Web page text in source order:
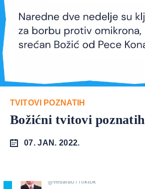
TVITOVI POZNATIH
Božićni tvitovi poznatih
07. JAN. 2022.